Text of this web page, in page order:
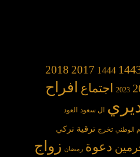
1444
2017
2018
2023 اجتماع افراح
ال سعود العود
الوطني تخرج ترقية تركي
دعوة رمضان زواج